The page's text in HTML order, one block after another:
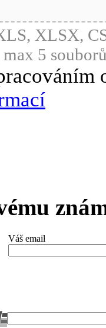
XLSX,
5
Váš email